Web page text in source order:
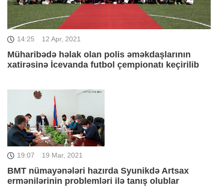
14:25 12 Apr, 2021
Müharibədə həlak olan polis əməkdaşlarının
xatirəsinə İcevanda futbol çempionatı keçirilib
19:07 19 Mar, 2021
BMT nümayənələri hazırda Syunikdə Artsax
ermənilərinin problemləri ilə tanış olublar